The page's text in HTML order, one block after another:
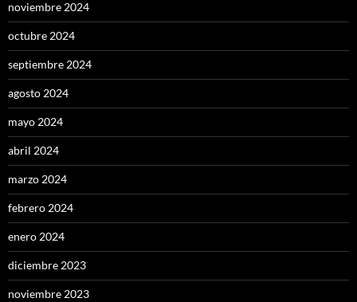
noviembre 2024
octubre 2024
septiembre 2024
agosto 2024
mayo 2024
abril 2024
marzo 2024
febrero 2024
enero 2024
diciembre 2023
noviembre 2023